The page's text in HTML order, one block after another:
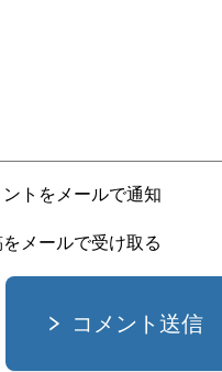
トをメールで通知
メールで受け取る
コメント送信